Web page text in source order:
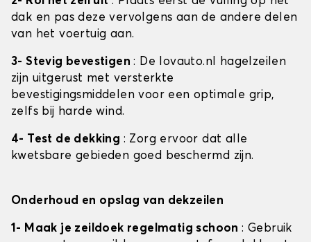
dak en pas deze vervolgens aan de andere delen
van het voertuig aan.
3- Stevig bevestigen: De lovauto.nl hagelzeilen
zijn uitgerust met versterkte
bevestigingsmiddelen voor een optimale grip,
zelfs bij harde wind.
4- Test de dekking : Zorg ervoor dat alle
kwetsbare gebieden goed beschermd zijn.
Onderhoud en opslag van dekzeilen
1- Maak je zeildoek regelmatig schoon: Gebruik